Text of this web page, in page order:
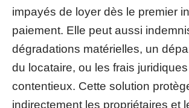
impayés de loyer dès le premier
paiement. Elle peut aussi
dégradations matérielles, un
du locataire, ou les frais
contentieux. Cette solution
indirectement les propriétaires et